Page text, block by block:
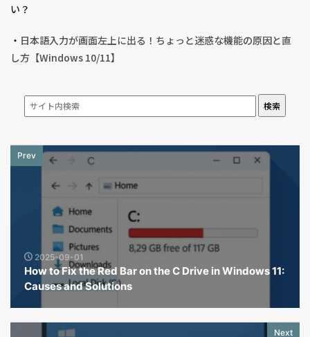
い？
・ 日本語入力が画面左上に出る！ちょっと迷惑な機能の原因と直
し方【Windows 10/11】
検索
Prev
2025-09-01
How to Fix the Red Bar on the C Drive in Windows 11:
Causes and Solutions
Next